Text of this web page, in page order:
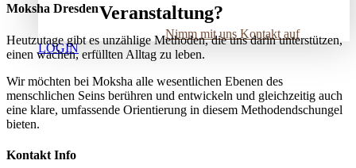
Veranstaltung?
Nimm mit uns Kontakt auf
LOGIN
Moksha Dresden
Heutzutage gibt es unzählige Methoden, die uns darin unterstützen,
einen wachen, erfüllten Alltag zu leben.
Wir möchten bei Moksha alle wesent­lichen Ebenen des
menschlichen Seins berühren und entwickeln und gleichzeitig auch
eine klare, umfassende Orientierung in diesem Methodendschungel
bieten.
Kontakt Info